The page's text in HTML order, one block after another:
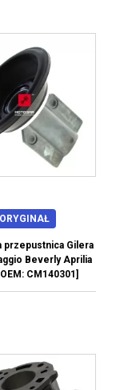
ORYGINAŁ
przepustnica Gilera
Beverly Aprilia
CM140301]